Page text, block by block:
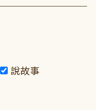
說故事